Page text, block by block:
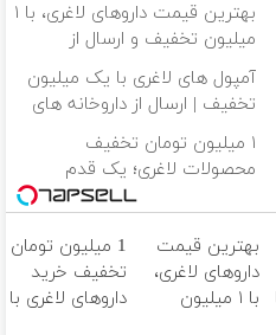
بهترین قیمت داروهای لاغری، با ۱
میلیون تخفیف و ارسال از
داروخانه‌
آمپول های لاغری با یک میلیون
تخفیف | ارسال از داروخانه های
معتبر
۱ میلیون تومان تخفیف
محصولات لاغری؛ یک قدم
نزدیک‌تر به شروع کاهش وزن
بهترین قیمت
داروهای لاغری،
با ۱ میلیون
1 میلیون تومان
تخفیف خرید
داروهای لاغری با